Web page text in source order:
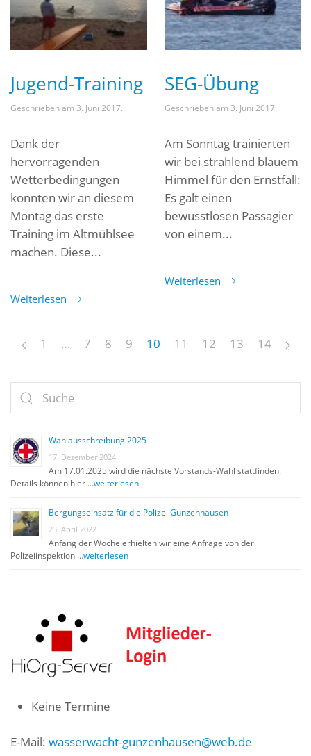
Jugend-Training
Geschrieben am 3. Juni 2017.
Dank der
hervorragenden
Wetterbedingungen
konnten wir an diesem
Montag das erste
Training im Altmühlsee
machen. Diese...
Weiterlesen
SEG-Übung
Geschrieben am 3. Juni 2017.
Am Sonntag trainierten
wir bei strahlend blauem
Himmel für den Ernstfall:
Es galt einen
bewusstlosen Passagier
von einem...
Weiterlesen
1 … 7 8 9 10 11 12 13 14
Wahlausschreibung 2025
17. Dezember 2024
Am 17.01.2025 wird die nächste Vorstands-Wahl stattfinden.
Details können hier …weiterlesen
Bergungseinsatz für die Polizei Gunzenhausen
23. April 2022
Anfang der Woche erhielten wir eine Anfrage von der
Polizeiinspektion …weiterlesen
Keine Termine
E-Mail: wasserwacht-gunzenhausen@web.de